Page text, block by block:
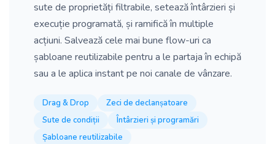
sute de proprietăți filtrabile, setează întârzieri și
execuție programată, și ramifică în multiple
acțiuni. Salvează cele mai bune flow-uri ca
șabloane reutilizabile pentru a le partaja în echipă
sau a le aplica instant pe noi canale de vânzare.
Drag & Drop
Zeci de declanșatoare
Sute de condiții
Întârzieri și programări
Șabloane reutilizabile